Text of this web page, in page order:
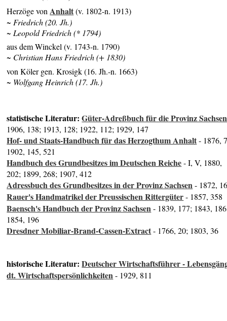
Herzöge von Anhalt(v. 1802-n. 1913)
~ Friedrich (20. Jh.)
~ Leopold Friedrich (* 1794)
aus dem Winckel (v. 1743-n. 1790)
~ Christian Hans Friedrich (+ 1830)
von Köler gen. Krosigk (16. Jh.-n. 1663)
~ Wolfgang Heinrich (17. Jh.)
statistische Literatur:Güter-Adreßbuch für die Provinz Sachsen
1906, 138; 1913, 128; 1922, 112; 1929, 147
Hof- und Staats-Handbuch für das Herzogthum Anhalt- 1876,
1902, 145, 521
Handbuch des Grundbesitzes im Deutschen Reiche- I, V, 1880,
202; 1899, 268; 1907, 412
Adressbuch des Grundbesitzes in der Provinz Sachsen- 1872,
Rauer's Handmatrikel der Preussischen Rittergüter- 1857, 358
Baensch's Handbuch der Provinz Sachsen- 1839, 177; 1843,
1854, 196
Dresdner Mobiliar-Brand-Cassen-Extract- 1766, 20; 1803, 36
historische Literatur:Deutscher Wirtschaftsführer -
dt. Wirtschaftspersönlichkeiten- 1929, 811